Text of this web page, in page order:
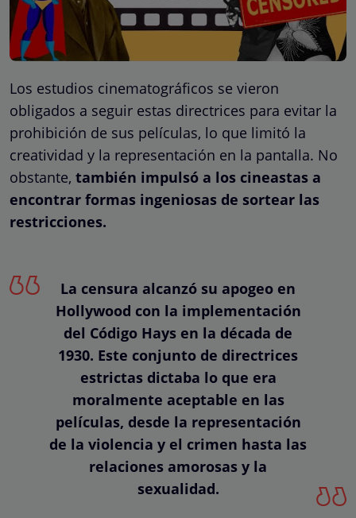
Los estudios cinematográficos se vieron
obligados a seguir estas directrices para evitar la
prohibición de sus películas, lo que limitó la
creatividad y la representación en la pantalla. No
obstante, también impulsó a los cineastas a
encontrar formas ingeniosas de sortear las
restricciones.
La censura alcanzó su apogeo en
Hollywood con la implementación
del Código Hays en la década de
1930. Este conjunto de directrices
estrictas dictaba lo que era
moralmente aceptable en las
películas, desde la representación
de la violencia y el crimen hasta las
relaciones amorosas y la
sexualidad.